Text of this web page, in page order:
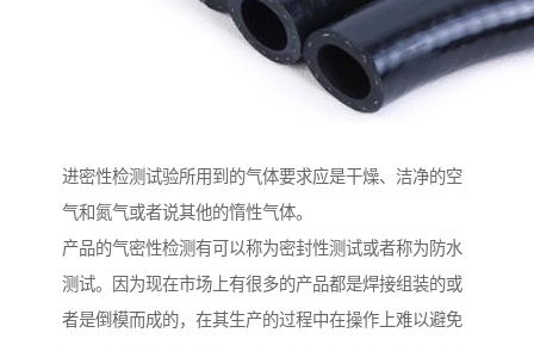
进密性检测试验所用到的气体要求应是干燥、洁净的空
气和氮气或者说其他的惰性气体。
产品的气密性检测有可以称为密封性测试或者称为防水
测试。因为现在市场上有很多的产品都是焊接组装的或
者是倒模而成的，在其生产的过程中在操作上难以避免